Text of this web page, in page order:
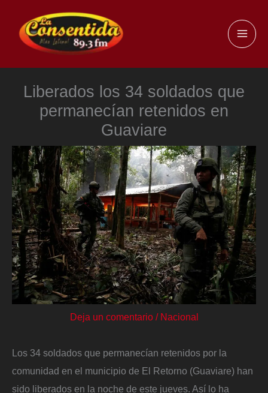
contenido
Liberados los 34 soldados que
permanecían retenidos en
Guaviare
Deja un comentario / Nacional
Los 34 soldados que permanecían retenidos por la
comunidad en el municipio de El Retorno (Guaviare) han
sido liberados en la noche de este jueves. Así lo ha